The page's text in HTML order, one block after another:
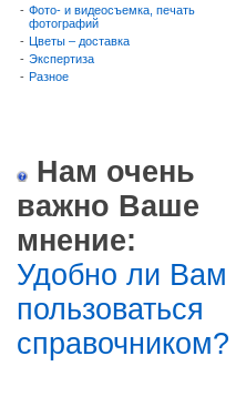
- Фото- и видеосъемка, печать
фотографий
- Цветы – доставка
- Экспертиза
- Разное
Нам очень
важно Ваше
мнение:
Удобно ли Вам
пользоваться
справочником?